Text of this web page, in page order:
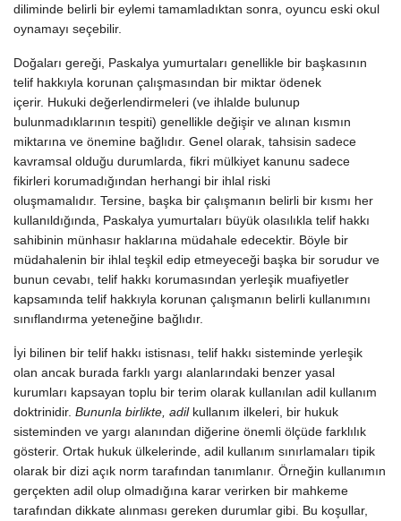
diliminde belirli bir eylemi tamamladıktan sonra, oyuncu eski okul
oynamayı seçebilir.
Doğaları gereği, Paskalya yumurtaları genellikle bir başkasının
telif hakkıyla korunan çalışmasından bir miktar ödenek
içerir. Hukuki değerlendirmeleri (ve ihlalde bulunup
bulunmadıklarının tespiti) genellikle değişir ve alınan kısmın
miktarına ve önemine bağlıdır. Genel olarak, tahsisin sadece
kavramsal olduğu durumlarda, fikri mülkiyet kanunu sadece
fikirleri korumadığından herhangi bir ihlal riski
oluşmamalıdır. Tersine, başka bir çalışmanın belirli bir kısmı her
kullanıldığında, Paskalya yumurtaları büyük olasılıkla telif hakkı
sahibinin münhasır haklarına müdahale edecektir. Böyle bir
müdahalenin bir ihlal teşkil edip etmeyeceği başka bir sorudur ve
bunun cevabı, telif hakkı korumasından yerleşik muafiyetler
kapsamında telif hakkıyla korunan çalışmanın belirli kullanımını
sınıflandırma yeteneğine bağlıdır.
İyi bilinen bir telif hakkı istisnası, telif hakkı sisteminde yerleşik
olan ancak burada farklı yargı alanlarındaki benzer yasal
kurumları kapsayan toplu bir terim olarak kullanılan adil kullanım
doktrinidir. Bununla birlikte, adilkullanım ilkeleri, bir hukuk
sisteminden ve yargı alanından diğerine önemli ölçüde farklılık
gösterir. Ortak hukuk ülkelerinde, adil kullanım sınırlamaları tipik
olarak bir dizi açık norm tarafından tanımlanır Örneğin kullanımın
gerçekten adil olup olmadığına karar verirken bir mahkeme
tarafından dikkate alınması gereken durumlar gibi. Bu koşullar,